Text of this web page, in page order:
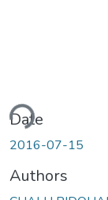
Date
2016-07-15
Authors